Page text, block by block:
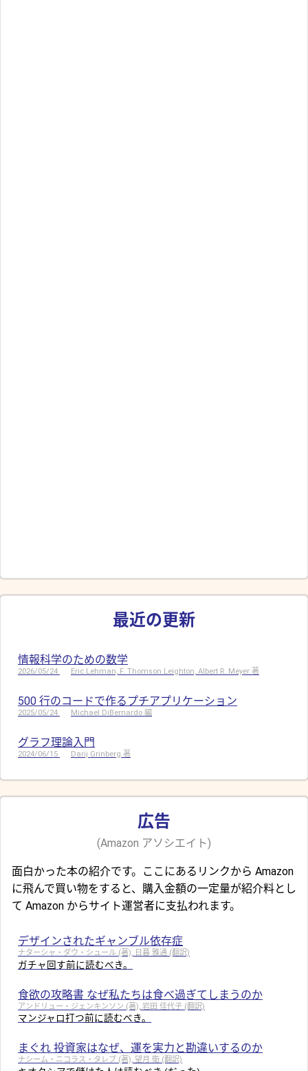
最近の更新
情報科学のための数学
2026/05/24 Eric Lehman, F. Thomson Leighton, Albert R. Meyer 著
500 行のコードで作るプチアプリケーション
2025/05/24 Michael DiBernardo 編
グラフ理論入門
2024/06/15 Darij Grinberg 著
広告
(Amazon アソシエイト)
面白かった本の紹介です。ここにあるリンクから Amazon
に飛んで買い物をすると、購入金額の一定量が紹介料とし
て Amazon からサイト運営者に支払われます。
デザインされたギャンブル依存症
ナターシャ・ダウ・シュール (著), 日暮 雅通 (翻訳)
ガチャ回す前に読むべき。
食欲の攻略書 なぜ私たちは食べ過ぎてしまうのか
アンドリュー・ジェンキンソン (著), 岩田 佳代子 (翻訳)
マンジャロ打つ前に読むべき。
まぐれ 投資家はなぜ、運を実力と勘違いするのか
ナシーム・ニコラス・タレブ (著), 望月 衛 (翻訳)